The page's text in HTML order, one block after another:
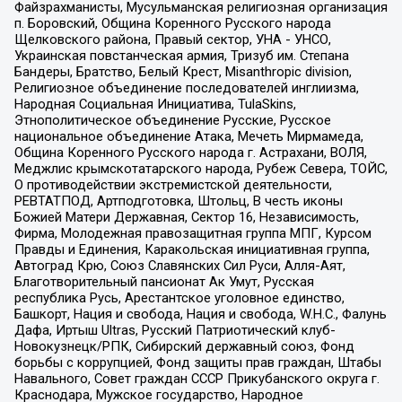
Файзрахманисты, Мусульманская религиозная организация
п. Боровский, Община Коренного Русского народа
Щелковского района, Правый сектор, УНА - УНСО,
Украинская повстанческая армия, Тризуб им. Степана
Бандеры, Братство, Белый Крест, Misanthropic division,
Религиозное объединение последователей инглиизма,
Народная Социальная Инициатива, TulaSkins,
Этнополитическое объединение Русские, Русское
национальное объединение Атака, Мечеть Мирмамеда,
Община Коренного Русского народа г. Астрахани, ВОЛЯ,
Меджлис крымскотатарского народа, Рубеж Севера, ТОЙС,
О противодействии экстремистской деятельности,
РЕВТАТПОД, Артподготовка, Штольц, В честь иконы
Божией Матери Державная, Сектор 16, Независимость,
Фирма, Молодежная правозащитная группа МПГ, Курсом
Правды и Единения, Каракольская инициативная группа,
Автоград Крю, Союз Славянских Сил Руси, Алля-Аят,
Благотворительный пансионат Ак Умут, Русская
республика Русь, Арестантское уголовное единство,
Башкорт, Нация и свобода, Нация и свобода, W.H.С., Фалунь
Дафа, Иртыш Ultras, Русский Патриотический клуб-
Новокузнецк/РПК, Сибирский державный союз, Фонд
борьбы с коррупцией, Фонд защиты прав граждан, Штабы
Навального, Совет граждан СССР Прикубанского округа г.
Краснодара, Мужское государство, Народное